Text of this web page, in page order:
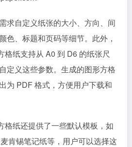
求自定义纸张的大小、方向、间
色、标题和页码等细节。此外，
格纸支持从 A0 到 D6 的纸张尺
定义这些参数。生成的图形方格
为 PDF 格式，方便用户下载和
格纸还提供了一些默认模板，如
肯锡笔记纸等，用户可以选择这